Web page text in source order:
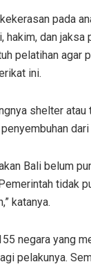
pada
hakim, dan
pelatihan agar
ini.
shelter
Bali belum
tidak
katanya.
negara yang
pelakunya.